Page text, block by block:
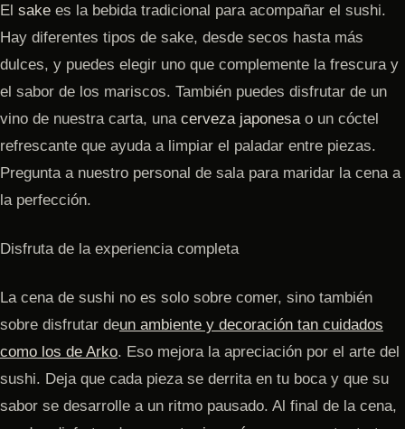
El sake es la bebida tradicional para acompañar el sushi.
Hay diferentes tipos de sake, desde secos hasta más
dulces, y puedes elegir uno que complemente la frescura y
el sabor de los mariscos. También puedes disfrutar de un
vino de nuestra carta, una cerveza japonesa o un cóctel
refrescante que ayuda a limpiar el paladar entre piezas.
Pregunta a nuestro personal de sala para maridar la cena a
la perfección.
Disfruta de la experiencia completa
La cena de sushi no es solo sobre comer, sino también
sobre disfrutar deun ambiente y decoración tan cuidados
como los de Arko. Eso mejora la apreciación por el arte del
sushi. Deja que cada pieza se derrita en tu boca y que su
sabor se desarrolle a un ritmo pausado. Al final de la cena,